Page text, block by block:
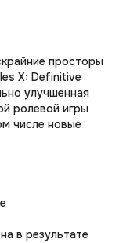
просторы
X: Definitive
улучшенная
ролевой игры
числе новые
в результате